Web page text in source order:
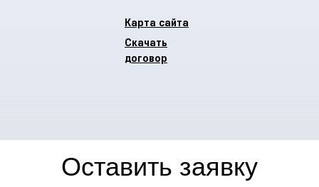
Карта сайта
Скачать
договор
Оставить заявку